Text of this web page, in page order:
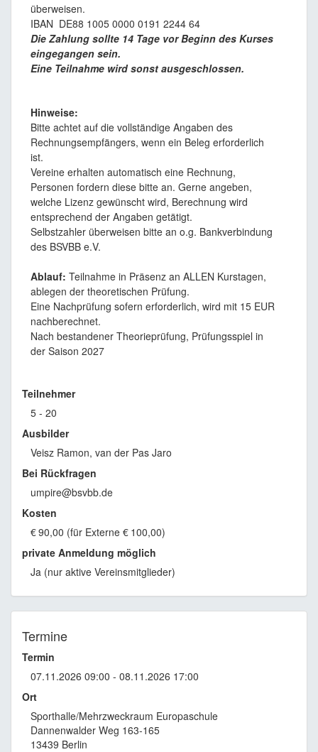
überweisen.
IBAN DE88 1005 0000 0191 2244 64
Die Zahlung sollte 14 Tage vor Beginn des Kurses
eingegangen sein.
Eine Teilnahme wird sonst ausgeschlossen.
Hinweise:
Bitte achtet auf die vollständige Angaben des
Rechnungsempfängers, wenn ein Beleg erforderlich
ist.
Vereine erhalten automatisch eine Rechnung,
Personen fordern diese bitte an. Gerne angeben,
welche Lizenz gewünscht wird, Berechnung wird
entsprechend der Angaben getätigt.
Selbstzahler überweisen bitte an o.g. Bankverbindung
des BSVBB e.V.
Ablauf: Teilnahme in Präsenz an ALLEN Kurstagen,
ablegen der theoretischen Prüfung.
Eine Nachprüfung sofern erforderlich, wird mit 15 EUR
nachberechnet.
Nach bestandener Theorieprüfung, Prüfungsspiel in
der Saison 2027
Teilnehmer
5 - 20
Ausbilder
Veisz Ramon, van der Pas Jaro
Bei Rückfragen
umpire@bsvbb.de
Kosten
€90,00 (für Externe € 100,00)
private Anmeldung möglich
Ja (nur aktive Vereinsmitglieder)
Termine
Termin
07.11.2026 09:00 - 08.11.2026 17:00
Ort
Sporthalle/Mehrzweckraum Europaschule
Dannenwalder Weg 163-165
13439 Berlin